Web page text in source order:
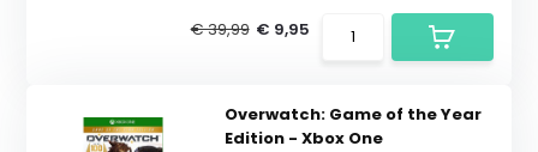
€ 39,99 € 9,95
Overwatch: Game of the Year
Edition - Xbox One